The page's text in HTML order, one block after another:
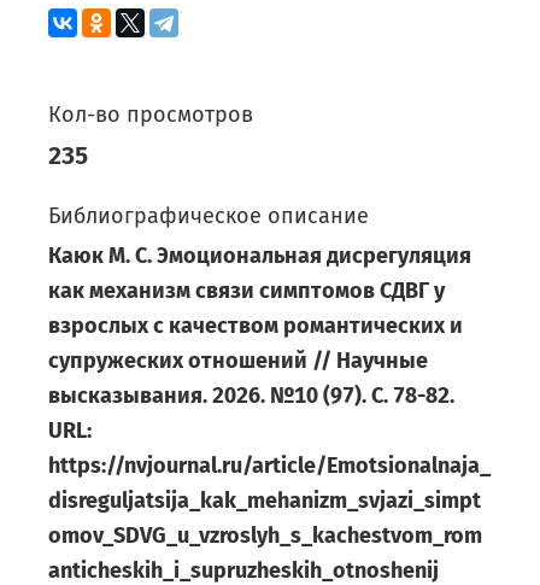
Кол-во просмотров
235
Библиографическое описание
Каюк М. С. Эмоциональная дисрегуляция
как механизм связи симптомов СДВГ у
взрослых с качеством романтических и
супружеских отношений // Научные
высказывания. 2026. №10 (97). С. 78-82.
URL:
https://nvjournal.ru/article/Emotsionalnaja_
disreguljatsija_kak_mehanizm_svjazi_simpt
omov_SDVG_u_vzroslyh_s_kachestvom_rom
anticheskih_i_supruzheskih_otnoshenij